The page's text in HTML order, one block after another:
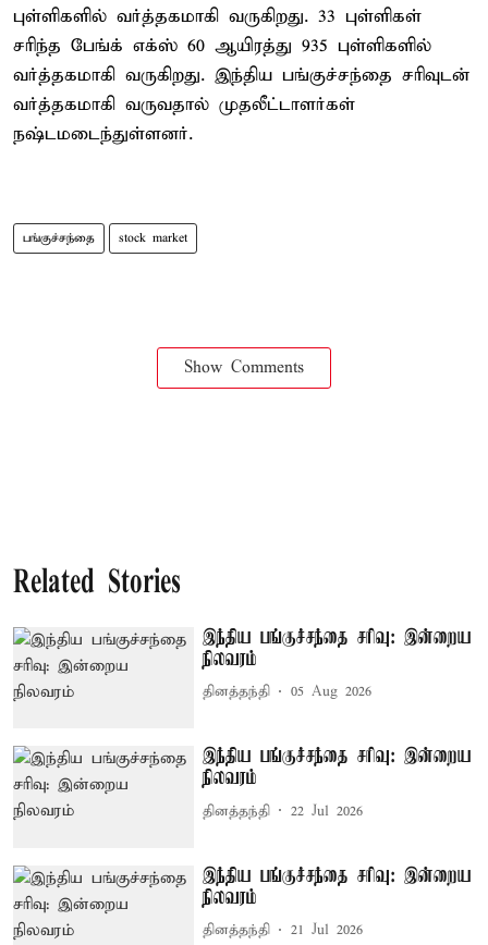
புள்ளிகளில் வர்த்தகமாகி வருகிறது. 33 புள்ளிகள்
சரிந்த பேங்க் எக்ஸ் 60 ஆயிரத்து 935 புள்ளிகளில்
வர்த்தகமாகி வருகிறது. இந்திய பங்குச்சந்தை சரிவுடன்
வர்த்தகமாகி வருவதால் முதலீட்டாளர்கள்
நஷ்டமடைந்துள்ளனர்.
பங்குச்சந்தை stock market
Show Comments
Related Stories
இந்திய பங்குச்சந்தை சரிவு: இன்றைய
நிலவரம்
தினத்தந்தி 05 Aug 2026
இந்திய பங்குச்சந்தை சரிவு: இன்றைய
நிலவரம்
தினத்தந்தி 22 Jul 2026
இந்திய பங்குச்சந்தை சரிவு: இன்றைய
நிலவரம்
தினத்தந்தி 21 Jul 2026